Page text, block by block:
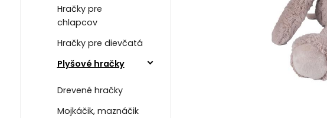
Hračky pre
chlapcov
Hračky pre dievčatá
Plyšové hračky
Drevené hračky
Mojkáčik, maznáčik